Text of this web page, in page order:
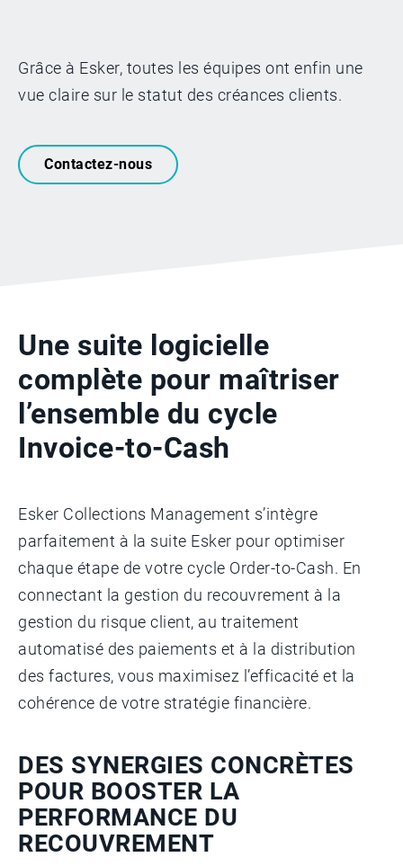
Grâce à Esker, toutes les équipes ont enfin une
vue claire sur le statut des créances clients.
Contactez-nous
Une suite logicielle
complète pour maîtriser
l’ensemble du cycle
Invoice-to-Cash
Esker Collections Management s’intègre
parfaitement à la suite Esker pour optimiser
chaque étape de votre cycle Order-to-Cash. En
connectant la gestion du recouvrement à la
gestion du risque client, au traitement
automatisé des paiements et à la distribution
des factures, vous maximisez l’efficacité et la
cohérence de votre stratégie financière.
DES SYNERGIES CONCRÈTES
POUR BOOSTER LA
PERFORMANCE DU
RECOUVREMENT